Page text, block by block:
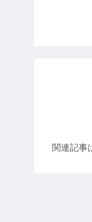
関連記事